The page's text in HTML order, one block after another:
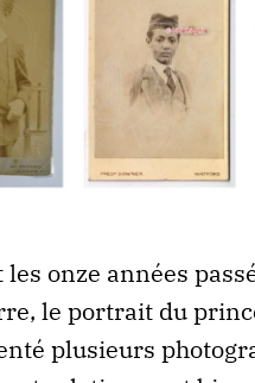
onze années
le portrait du
plusieurs